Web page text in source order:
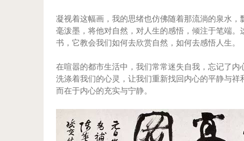
凝视着这幅画，我的思绪也仿佛随着那流淌的泉水
毫泼墨，将他对自然，对人生的感悟，倾注于笔端
书，它教会我们如何去欣赏自然，如何去感悟人生。
在喧嚣的都市生活中，我们常常迷失自我，忘记了
洗涤着我们的心灵，让我们重新找回内心的平静与
而在于内心的充实与宁静。